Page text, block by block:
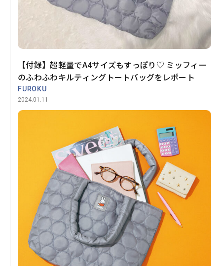
【付録】超軽量でA4サイズもすっぽり♡ ミッフィー
のふわふわキルティングトートバッグをレポート
FUROKU
2024.01.11